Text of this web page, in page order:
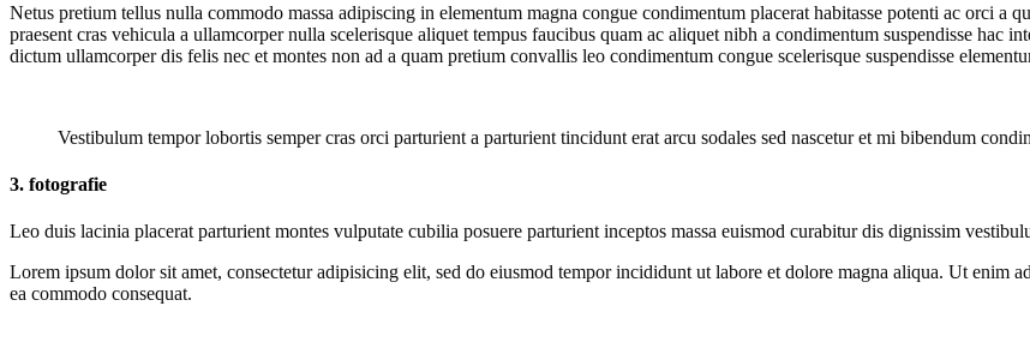
Netus pretium tellus nulla commodo massa adipiscing in elementum magna congue condimentum placerat habitasse potenti ac orci a
praesent cras vehicula a ullamcorper nulla scelerisque aliquet tempus faucibus quam ac aliquet nibh a condimentum suspendisse hac
dictum ullamcorper dis felis nec et montes non ad a quam pretium convallis leo condimentum congue scelerisque suspendisse
Vestibulum tempor lobortis semper cras orci parturient a parturient tincidunt erat arcu sodales sed nascetur et mi bibendum
3. fotografie
Leo duis lacinia placerat parturient montes vulputate cubilia posuere parturient inceptos massa euismod curabitur dis dignissim
Lorem ipsum dolor sit amet, consectetur adipisicing elit, sed do eiusmod tempor incididunt ut labore et dolore magna aliqua. Ut
ea commodo consequat.